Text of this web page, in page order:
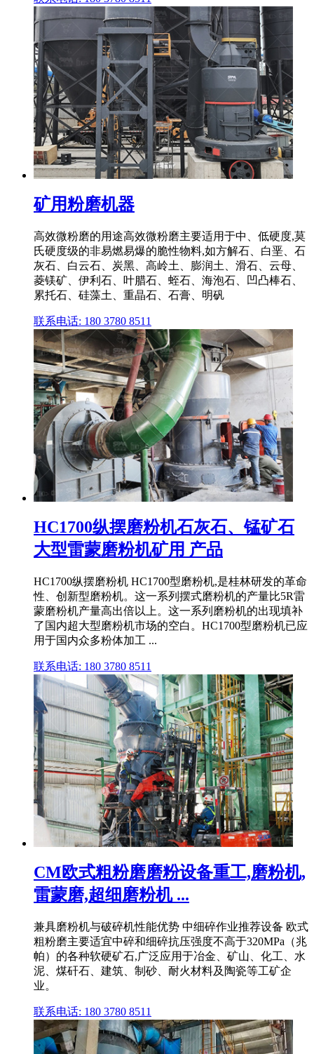
矿用粉磨机器
高效微粉磨的用途高效微粉磨主要适用于中、低硬度,莫
氏硬度级的非易燃易爆的脆性物料,如方解石、白垩、石
灰石、白云石、炭黑、高岭土、膨润土、滑石、云母、
菱镁矿、伊利石、叶腊石、蛭石、海泡石、凹凸棒石、
累托石、硅藻土、重晶石、石膏、明矾
联系电话: 180 3780 8511
HC1700纵摆磨粉机石灰石、锰矿石
大型雷蒙磨粉机矿用 产品
HC1700纵摆磨粉机 HC1700型磨粉机,是桂林研发的革命
性、创新型磨粉机。这一系列摆式磨粉机的产量比5R雷
蒙磨粉机产量高出倍以上。这一系列磨粉机的出现填补
了国内超大型磨粉机市场的空白。HC1700型磨粉机已应
用于国内众多粉体加工 ...
联系电话: 180 3780 8511
CM欧式粗粉磨磨粉设备重工,磨粉机,
雷蒙磨,超细磨粉机 ...
兼具磨粉机与破碎机性能优势 中细碎作业推荐设备 欧式
粗粉磨主要适宜中碎和细碎抗压强度不高于320MPa（兆
帕）的各种软硬矿石,广泛应用于冶金、矿山、化工、水
泥、煤矸石、建筑、制砂、耐火材料及陶瓷等工矿企
业。
联系电话: 180 3780 8511